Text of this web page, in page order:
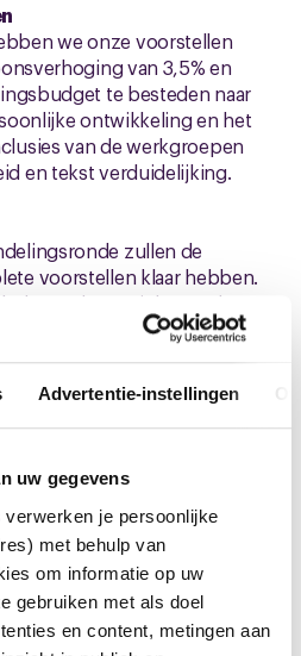
Advertentie-instellingen
uw gegevens
verwerken je persoonlijke
met behulp van
om informatie op uw
gebruiken met als doel
en content, metingen aan
we onze voorstellen
van 3,5% en
te besteden naar
ontwikkeling en het
van de werkgroepen
en tekst verduidelijking.
zullen de
voorstellen klaar hebben.
overzicht worden
in de verschillende
zijn gepland op
van het verloop.